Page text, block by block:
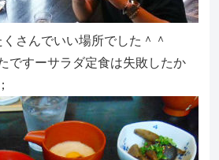
さんでいい場所でした＾＾
ですーサラダ定食は失敗したか